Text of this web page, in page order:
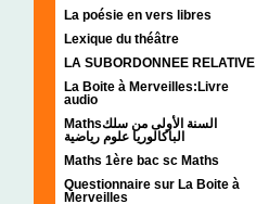
La poésie en vers libres
Lexique du théâtre
LA SUBORDONNEE RELATIVE
La Boite à Merveilles:Livre
audio
Mathsالسنة الأولى من سلك
الباكالوريا علوم رياضية
Maths 1ère bac sc Maths
Questionnaire sur La Boite à
Merveilles